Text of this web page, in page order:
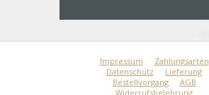
Impressum
Zahlungsarten
Datenschutz
Lieferung
Bestellvorgang
AGB
Widerrufsbelehrung